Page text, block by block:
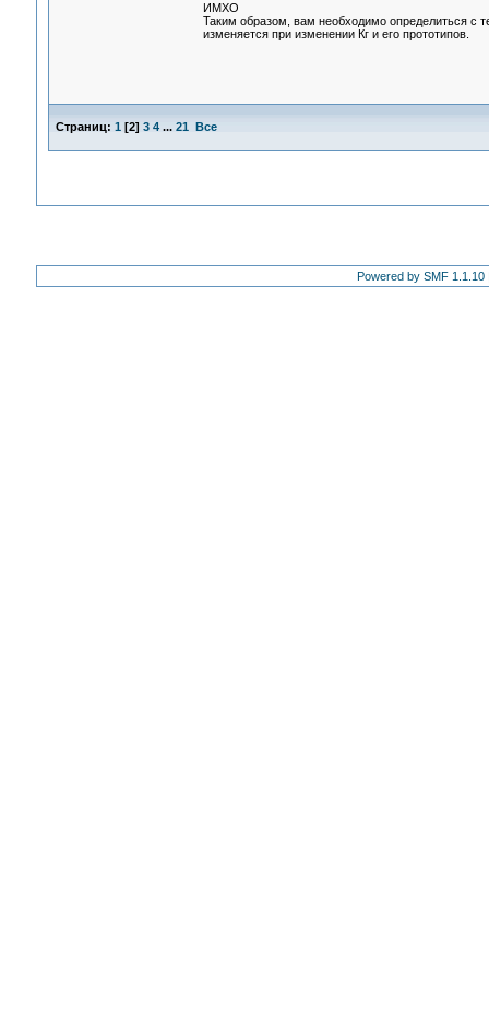
ИМХО
Таким образом, вам необходимо определиться с
изменяется при изменении Кг и его прототипов.
Страниц: 1 [2] 3 4 ... 21 Все
Powered by SMF 1.1.10